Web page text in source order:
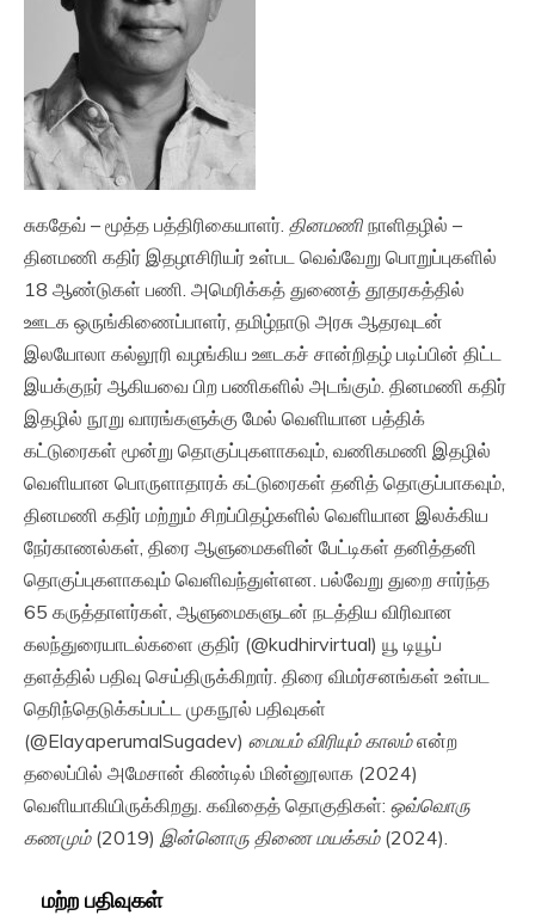
சுகதேவ் – மூத்த பத்திரிகையாளர். தினமணி நாளிதழில் –
தினமணி கதிர் இதழாசிரியர் உள்பட வெவ்வேறு பொறுப்புகளில்
18 ஆண்டுகள் பணி. அமெரிக்கத் துணைத் தூதரகத்தில்
ஊடக ஒருங்கிணைப்பாளர், தமிழ்நாடு அரசு ஆதரவுடன்
இலயோலா கல்லூரி வழங்கிய ஊடகச் சான்றிதழ் படிப்பின் திட்ட
இயக்குநர் ஆகியவை பிற பணிகளில் அடங்கும். தினமணி கதிர்
இதழில் நூறு வாரங்களுக்கு மேல் வெளியான பத்திக்
கட்டுரைகள் மூன்று தொகுப்புகளாகவும், வணிகமணி இதழில்
வெளியான பொருளாதாரக் கட்டுரைகள் தனித் தொகுப்பாகவும்,
தினமணி கதிர் மற்றும் சிறப்பிதழ்களில் வெளியான இலக்கிய
நேர்காணல்கள், திரை ஆளுமைகளின் பேட்டிகள் தனித்தனி
தொகுப்புகளாகவும் வெளிவந்துள்ளன. பல்வேறு துறை சார்ந்த
65 கருத்தாளர்கள், ஆளுமைகளுடன் நடத்திய விரிவான
கலந்துரையாடல்களை குதிர் (@kudhirvirtual) யூ டியூப்
தளத்தில் பதிவு செய்திருக்கிறார். திரை விமர்சனங்கள் உள்பட
தெரிந்தெடுக்கப்பட்ட முகநூல் பதிவுகள்
(@ElayaperumalSugadev) மையம் விரியும் காலம்என்ற
தலைப்பில் அமேசான் கிண்டில் மின்னூலாக (2024)
வெளியாகியிருக்கிறது. கவிதைத் தொகுதிகள்: ஒவ்வொரு
கணமும்(2019) இன்னொரு திணை மயக்கம்(2024).
மற்ற பதிவுகள்